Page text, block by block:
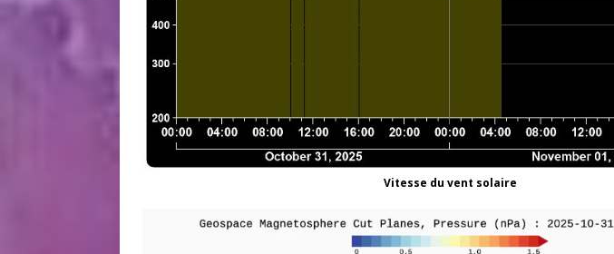
Vitesse du vent solaire